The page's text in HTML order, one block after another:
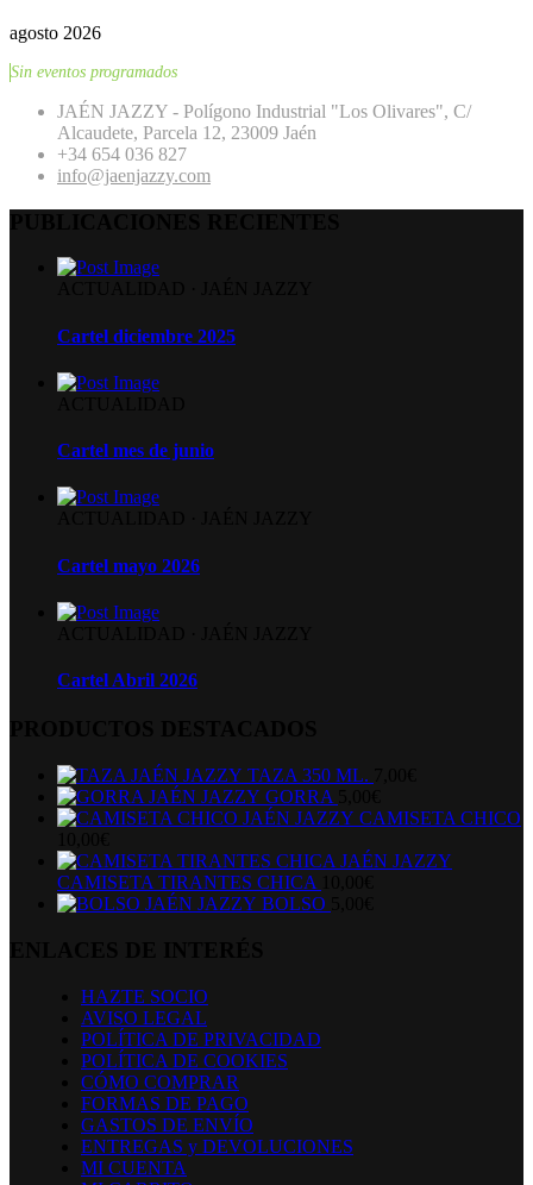
agosto 2026
Sin eventos programados
JAÉN JAZZY - Polígono Industrial "Los Olivares", C/
Alcaudete, Parcela 12, 23009 Jaén
+34 654 036 827
info@jaenjazzy.com
Cartel diciembre 2025
Cartel mes de junio
Cartel mayo 2026
Cartel Abril 2026
TAZA 350 ML.
GORRA
CAMISETA CHICO
CAMISETA TIRANTES CHICA
BOLSO
HAZTE SOCIO
AVISO LEGAL
POLÍTICA DE PRIVACIDAD
POLÍTICA DE COOKIES
CÓMO COMPRAR
FORMAS DE PAGO
GASTOS DE ENVÍO
ENTREGAS y DEVOLUCIONES
MI CUENTA